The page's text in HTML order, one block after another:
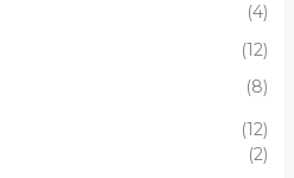
(4)
(12)
(8)
(12)
(2)